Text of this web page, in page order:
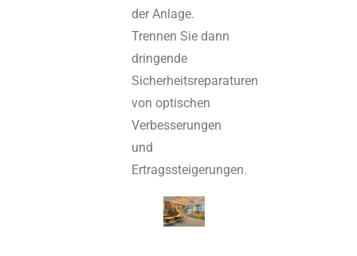
der Anlage.
Trennen Sie dann
dringende
Sicherheitsreparaturen
von optischen
Verbesserungen
und
Ertragssteigerungen.